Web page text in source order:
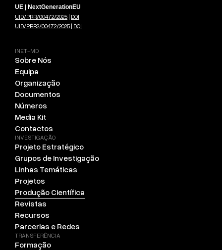
UE | NextGenerationEU
UID/PRR/00472/2025 | DOI
UID/PRR2/00472/2025 | DOI
INET-MD
Sobre Nós
Equipa
Organização
Documentos
Números
Media Kit
Contactos
INVESTIGAÇÃO
Projeto Estratégico
Grupos de Investigação
Linhas Temáticas
Projetos
Produção Científica
Revistas
Recursos
Parcerias e Redes
TRANSFERÊNCIA
Formação